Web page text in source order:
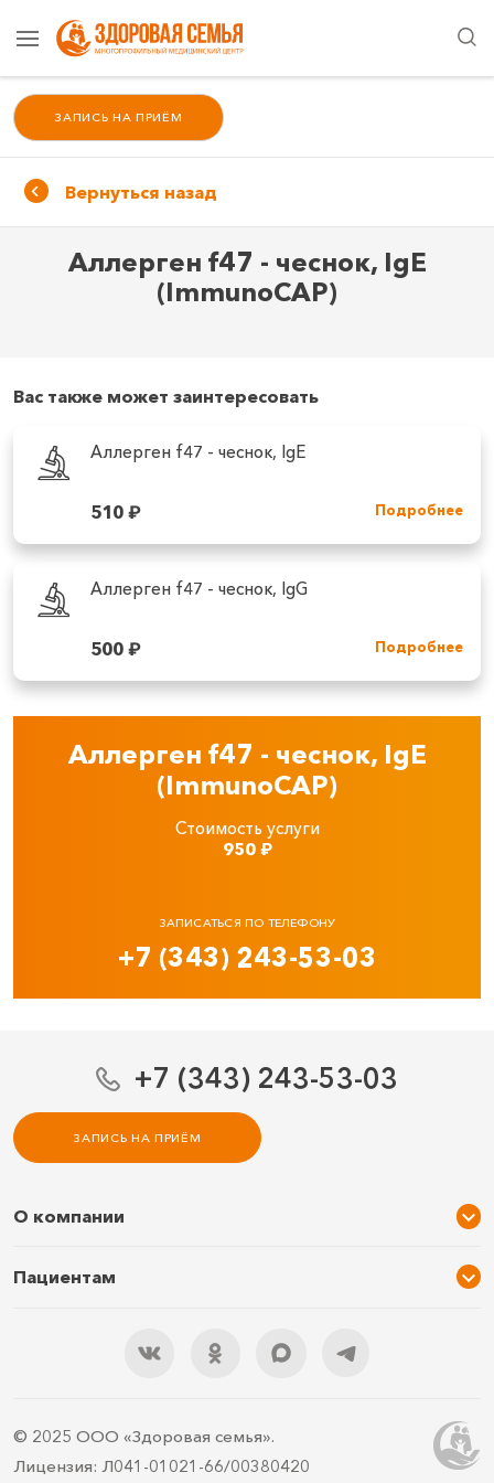
ЗАПИСЬ НА ПРИЁМ
Вернуться назад
Аллерген f47 - чеснок, IgE
(ImmunoCAP)
Вас также может заинтересовать
Аллерген f47 - чеснок, IgE
510₽ Подробнее
Аллерген f47 - чеснок, IgG
500₽ Подробнее
Аллерген f47 - чеснок, IgE
(ImmunoCAP)
Стоимость услуги
950₽
ЗАПИСАТЬСЯ ПО ТЕЛЕФОНУ
+7 (343) 243-53-03
+7 (343) 243-53-03
ЗАПИСЬ НА ПРИЁМ
О компании
Услуги и цены
Контакты
Пациентам
Подарочный сертификат
Правила подготовки
ДМС
© 2025 ООО «Здоровая семья».
Лицензия: Л041-01021-66/00380420